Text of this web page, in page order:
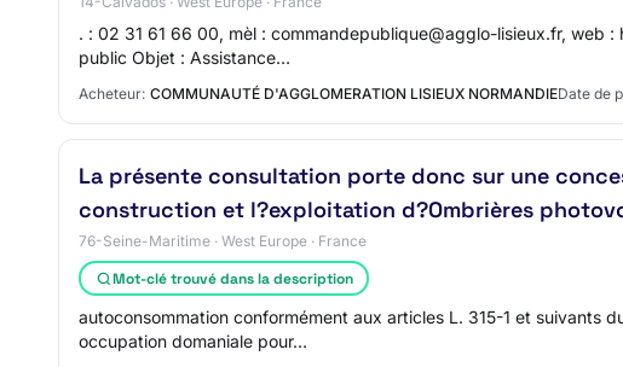
. : 02 31 61 66 00, mèl : commandepublique@agglo-lisieux.fr,
public Objet : Assistance…
Acheteur: COMMUNAUTÉ D'AGGLOMERATION LISIEUX NORMANDIEDate de
La présente consultation porte donc sur une
construction et l?exploitation d?Ombrières
76-Seine-Maritime · West Europe · France
Mot-clé trouvé dans la description
autoconsommation conformément aux articles L. 315-1 et suivants
occupation domaniale pour…